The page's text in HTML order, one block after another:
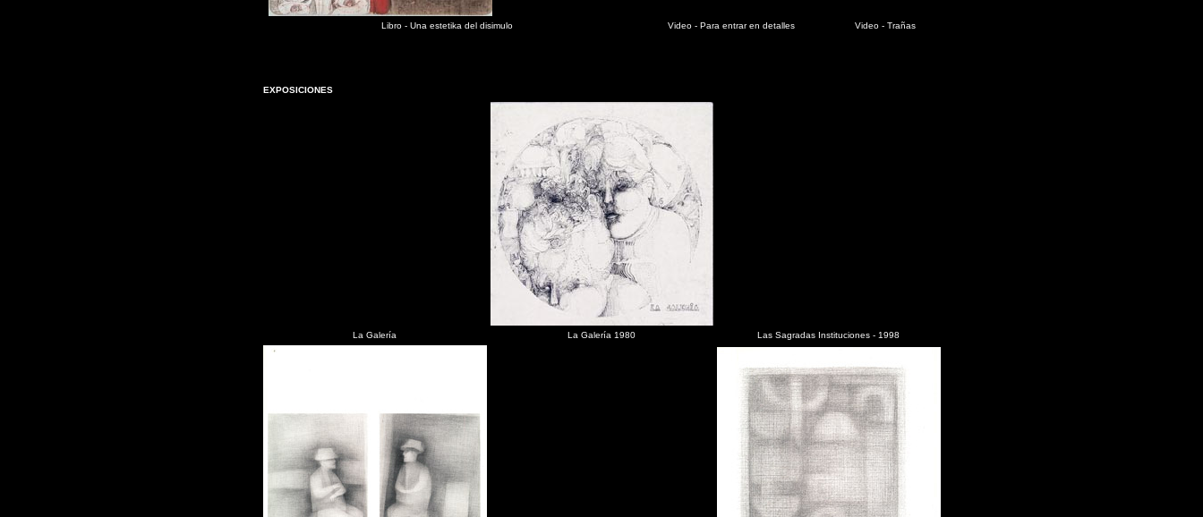
Libro - Una estetika del disimulo Video - Para entrar en detalles Video - Trañas
EXPOSICIONES
La Galería La Galería 1980 Las Sagradas Instituciones - 1998